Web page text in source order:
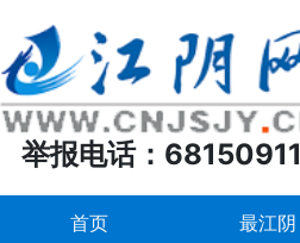
举报电话：68150911
首页 最江阴